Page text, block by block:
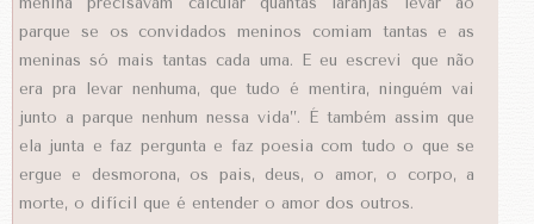
parque se os convidados meninos comiam tantas e as
meninas só mais tantas cada uma. E eu escrevi que não
era pra levar nenhuma, que tudo é mentira, ninguém vai
junto a parque nenhum nessa vida”. É também assim que
ela junta e faz pergunta e faz poesia com tudo o que se
ergue e desmorona, os pais, deus, o amor, o corpo, a
morte, o difícil que é entender o amor dos outros.